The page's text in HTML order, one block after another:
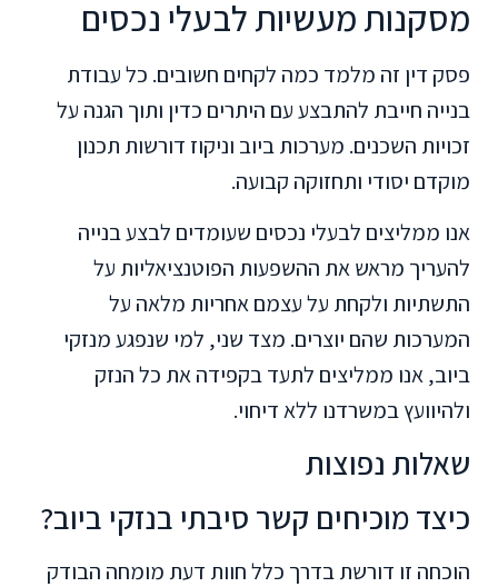
מסקנות מעשיות לבעלי נכסים
פסק דין זה מלמד כמה לקחים חשובים. כל עבודת
בנייה חייבת להתבצע עם היתרים כדין ותוך הגנה על
זכויות השכנים. מערכות ביוב וניקוז דורשות תכנון
מוקדם יסודי ותחזוקה קבועה.
אנו ממליצים לבעלי נכסים שעומדים לבצע בנייה
להעריך מראש את ההשפעות הפוטנציאליות על
התשתיות ולקחת על עצמם אחריות מלאה על
המערכות שהם יוצרים. מצד שני, למי שנפגע מנזקי
ביוב, אנו ממליצים לתעד בקפידה את כל הנזק
ולהיוועץ במשרדנו ללא דיחוי.
שאלות נפוצות
כיצד מוכיחים קשר סיבתי בנזקי ביוב?
הוכחה זו דורשת בדרך כלל חוות דעת מומחה הבודק